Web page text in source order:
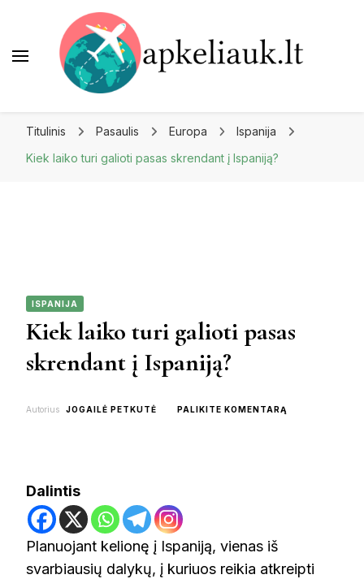
Titulinis Pasaulis Europa
Ispanija
Kiek laiko turi galioti pasas skrendant į Ispaniją?
ISPANIJA
Kiek laiko turi galioti pasas
skrendant į Ispaniją?
Autorius JOGAILĖ PETKUTĖ PALIKITE KOMENTARĄ
Dalintis
Planuojant kelionę į Ispaniją, vienas iš
svarbiausių dalykų, į kuriuos reikia atkreipti